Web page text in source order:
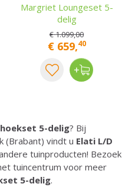
Margriet Loungeset 5-
delig
€1.099,00
€ 659,40
5-delig? Bij
(Brabant) vindt u Elati L/D
tuinproducten! Bezoek
tuincentrum voor meer
5-delig.